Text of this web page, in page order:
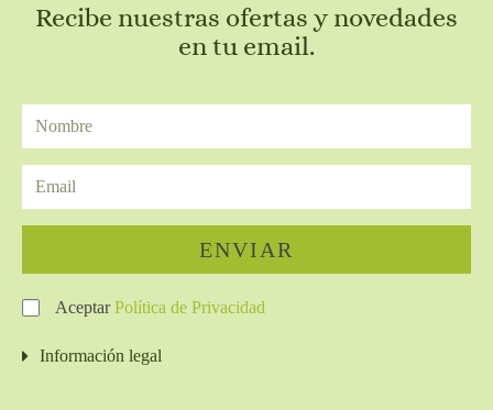
Recibe nuestras ofertas y novedades
en tu email.
AceptarPolítica de Privacidad
ENVIAR
Información legal